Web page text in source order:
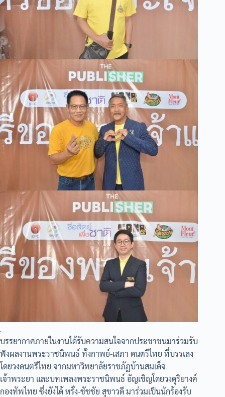
.
บรรยากาศภายในงานได้รับความสนใจจากประชาชนมาร่วมรับ
ฟังผลงานพระราชนิพนธ์ ทั้งกาพย์-เสภา ดนตรีไทย ที่บรรเลง
โดยวงดนตรีไทย จากมหาวิทยาลัยราชภัฏบ้านสมเด็จ
เจ้าพระยา และบทเพลงพระราชนิพนธ์ อัญเชิญโดยวงดุริยางค์
กองทัพไทย ซึ่งยังได้ หรั่ง-ชัชชัย สุขาวดี มาร่วมเป็นนักร้องรับ